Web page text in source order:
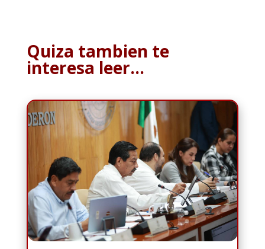
Quiza tambien te
interesa leer…